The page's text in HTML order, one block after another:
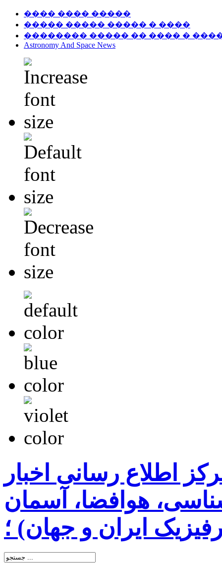
���� ���� �����
����� ����� ����� � ����
�������� ����� �� ���� �
Astronomy And Space News
اطلاع رسانی اخبار
هوافضا، آسمان
ایران و جهان) ؛